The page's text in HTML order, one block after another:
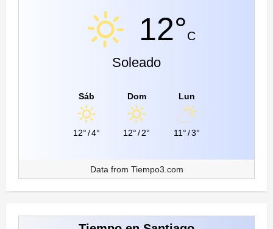
12°C
Soleado
Sáb
12°/4°
Dom
12°/2°
Lun
11°/3°
Data from Tiempo3.com